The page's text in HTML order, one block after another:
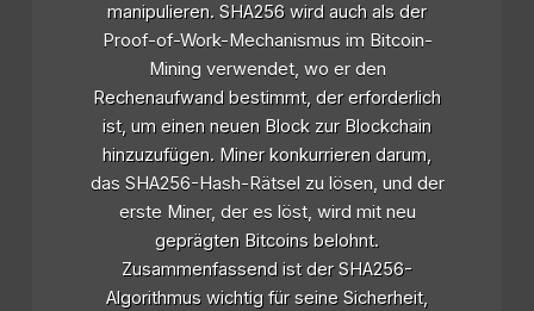
manipulieren. SHA256 wird auch als der
Proof-of-Work-Mechanismus im Bitcoin-
Mining verwendet, wo er den
Rechenaufwand bestimmt, der erforderlich
ist, um einen neuen Block zur Blockchain
hinzuzufügen. Miner konkurrieren darum,
das SHA256-Hash-Rätsel zu lösen, und der
erste Miner, der es löst, wird mit neu
geprägten Bitcoins belohnt.
Zusammenfassend ist der SHA256-
Algorithmus wichtig für seine Sicherheit,